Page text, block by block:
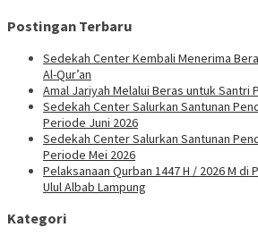
Postingan Terbaru
Sedekah Center Kembali Menerima
Al-Qur’an
Amal Jariyah Melalui Beras untuk Santri
Sedekah Center Salurkan Santunan
Periode Juni 2026
Sedekah Center Salurkan Santunan
Periode Mei 2026
Pelaksanaan Qurban 1447 H / 2026 M di
Ulul Albab Lampung
Kategori